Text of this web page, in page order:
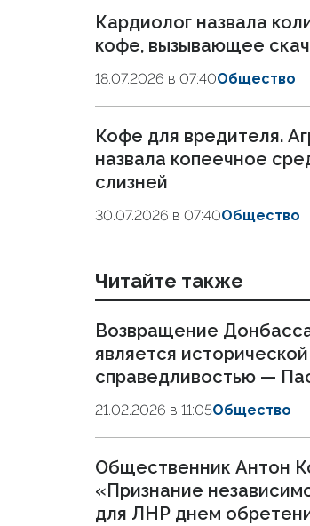
Кардиолог назвала
кофе, вызывающее
18.07.2026 в 07:40Общество
Кофе для вредителя.
назвала копеечное
слизней
30.07.2026 в 07:40Общество
Читайте также
Возвращение
является исторической
справедливостью —
21.02.2026 в 11:05Общество
Общественник Антон
«Признание
для ЛНР днем